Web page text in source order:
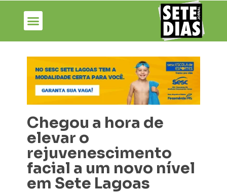
Chegou a hora de
elevar o
rejuvenescimento
facial a um novo nível
em Sete Lagoas